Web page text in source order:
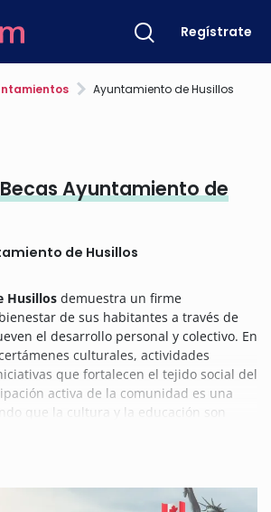
Regístrate
Ayuntamiento de Husillos
Ayuntamiento de
de Husillos
Husillos demuestra un firme
de sus habitantes a través de
el desarrollo personal y colectivo. En
culturales, actividades
que fortalecen el tejido social del
activa de la comunidad es una
que la cultura y la educación son
artística o educativa, sino también como
generaciones, descubrir talentos y